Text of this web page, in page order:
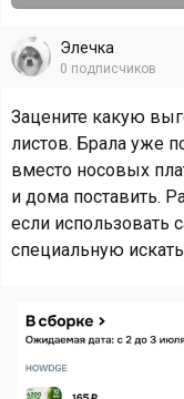
Элечка
0 подписчиков
Зацените какую
листов. Брала уже
вместо носовых
и дома поставить.
если использовать
специальную